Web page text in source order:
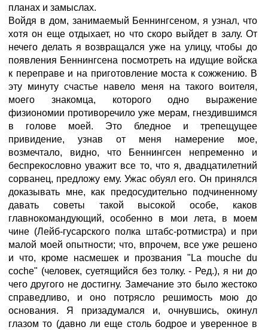
планах и замыслах.
Войдя в дом, занимаемый Беннингсеном, я узнал, что
хотя он еще отдыхает, но что скоро выйдет в залу. От
нечего делать я возвращался уже на улицу, чтобы до
появления Беннингсена посмотреть на идущие войска
к переправе и на приготовление моста к сожжению. В
эту минуту счастье навело меня на такого воителя,
моего знакомца, которого одно выражение
физиономии противоречило уже мерам, гнездившимся
в голове моей. Это бледное и трепещущее
привидение, узнав от меня намерение мое,
возмечтало, видно, что Беннингсен непременно и
беспрекословно уважит все то, что я, двадцатилетний
сорванец, предложу ему. Ужас обуял его. Он принялся
доказывать мне, как предосудительно подчиненному
давать советы такой высокой особе, каков
главнокомандующий, особенно в мои лета, в моем
чине (Лейб-гусарского полка штабс-ротмистра) и при
малой моей опытности; что, впрочем, все уже решено
и что, кроме насмешек и прозвания "La mouche du
coche" (человек, суетящийся без толку. - Ред.), я ни до
чего другого не достигну. Замечание это было жестоко
справедливо, и оно потрясло решимость мою до
основания. Я призадумался и, очнувшись, окинул
глазом то (давно ли еще столь бодрое и уверенное в